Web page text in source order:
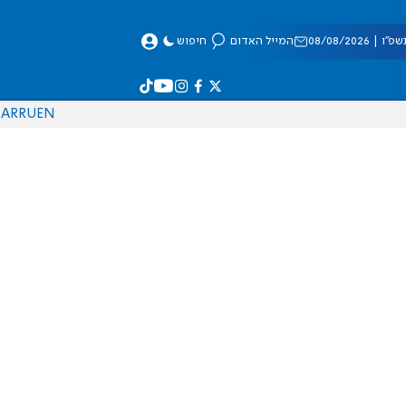
08/2026 המייל האדום חיפוש
EN
RU
AR